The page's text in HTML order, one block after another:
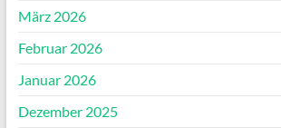
März 2026
Februar 2026
Januar 2026
Dezember 2025